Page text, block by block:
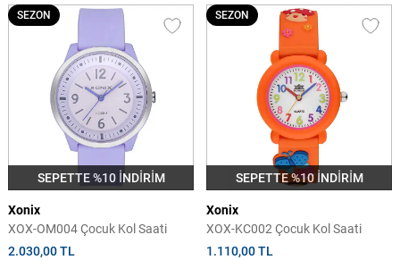
SEPETTE %10 İNDİRİM
SEZON
Xonix
XOX-OM004 Çocuk Kol Saati
2.030,00 TL
SEPETTE %10 İNDİRİM
SEZON
Xonix
XOX-KC002 Çocuk Kol Saati
1.110,00 TL